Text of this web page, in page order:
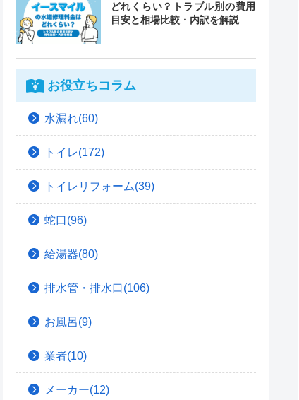
どれくらい？トラブル別の費用
目安と相場比較・内訳を解説
お役立ちコラム
水漏れ(60)
トイレ(172)
トイレリフォーム(39)
蛇口(96)
給湯器(80)
排水管・排水口(106)
お風呂(9)
業者(10)
メーカー(12)